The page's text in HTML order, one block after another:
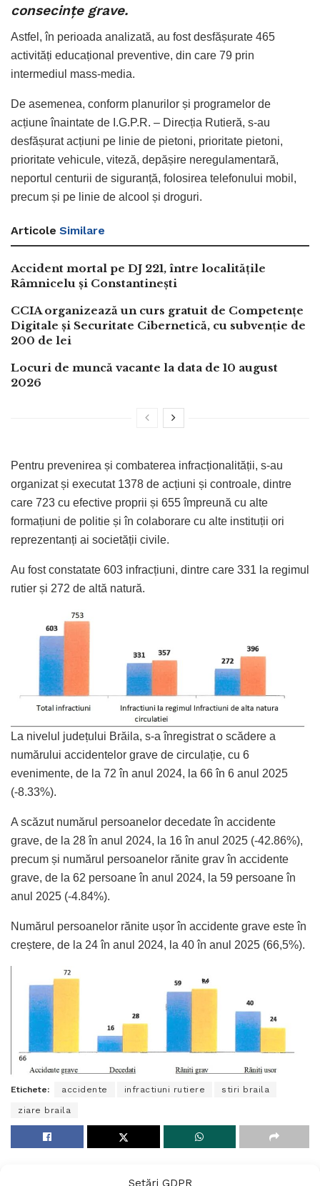
Setări GDPR
consecințe grave.
Astfel, în perioada analizată, au fost desfășurate 465
activități educațional preventive, din care 79 prin
intermediul mass-media.
De asemenea, conform planurilor și programelor de
acțiune înaintate de I.G.P.R. – Direcția Rutieră, s-au
desfășurat acțiuni pe linie de pietoni, prioritate pietoni,
prioritate vehicule, viteză, depășire neregulamentară,
neportul centurii de siguranță, folosirea telefonului mobil,
precum și pe linie de alcool și droguri.
Articole Similare
Accident mortal pe DJ 221, între localitățile
Râmnicelu și Constantinești
CCIA organizează un curs gratuit de Competențe
Digitale și Securitate Cibernetică, cu subvenție de
200 de lei
Locuri de muncă vacante la data de 10 august
2026
Pentru prevenirea și combaterea infracționalității, s-au
organizat și executat 1378 de acțiuni și controale, dintre
care 723 cu efective proprii și 655 împreună cu alte
formațiuni de politie și în colaborare cu alte instituții ori
reprezentanți ai societății civile.
Au fost constatate 603 infracțiuni, dintre care 331 la regimul
rutier și 272 de altă natură.
La nivelul județului Brăila, s-a înregistrat o scădere a
numărului accidentelor grave de circulație, cu 6
evenimente, de la 72 în anul 2024, la 66 în 6 anul 2025
(-8.33%).
A scăzut numărul persoanelor decedate în accidente
grave, de la 28 în anul 2024, la 16 în anul 2025 (-42.86%),
precum și numărul persoanelor rănite grav în accidente
grave, de la 62 persoane în anul 2024, la 59 persoane în
anul 2025 (-4.84%).
Numărul persoanelor rănite ușor în accidente grave este în
creștere, de la 24 în anul 2024, la 40 în anul 2025 (66,5%).
Etichete: accidente infractiuni rutiere stiri braila
ziare braila